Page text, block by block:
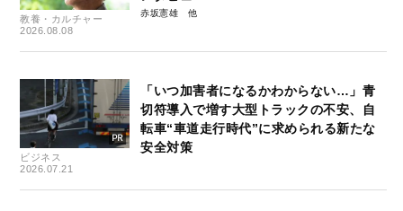
教養・カルチャー
2026.08.08
赤坂憲雄
ビジネス
2026.07.21
「いつ加害者になるかわからない…」青
切符導入で増す大型トラックの不安、自
転車“車道走行時代”に求められる新たな
安全対策